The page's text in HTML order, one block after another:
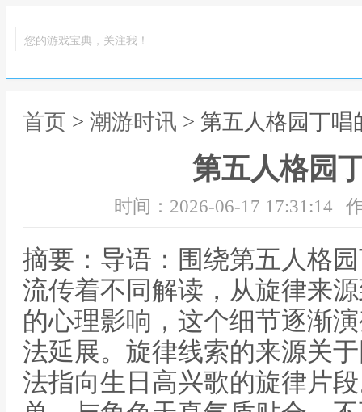
您的游戏宝典，关注我！
首页 > 潮游时讯 > 第五人格园丁唱
第五人格园
时间：2026-06-17 17:31:14
摘要：导语：围绕第五人格
流传着不同解读，从旋律来
的心理影响，这个细节逐渐
法延展。旋律线索的来源关
法指向生日高兴歌的旋律片